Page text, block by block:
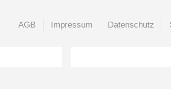
AGB Impressum Datenschutz